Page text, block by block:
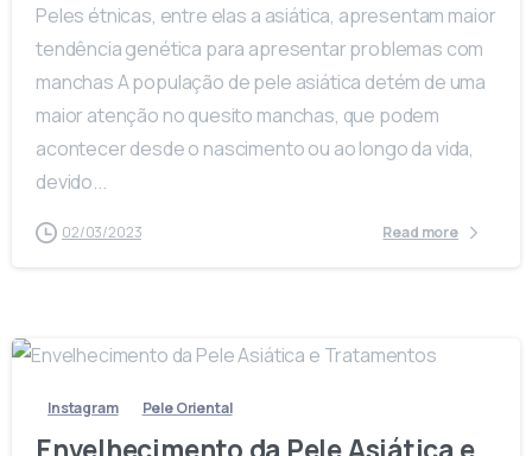
Peles étnicas, entre elas a asiática, apresentam maior
tendência genética para apresentar problemas com
manchas A população de pele asiática detém de uma
maior atenção no quesito manchas, que podem
acontecer desde o nascimento ou ao longo da vida,
devido...
02/03/2023 Read more
Instagram Pele Oriental